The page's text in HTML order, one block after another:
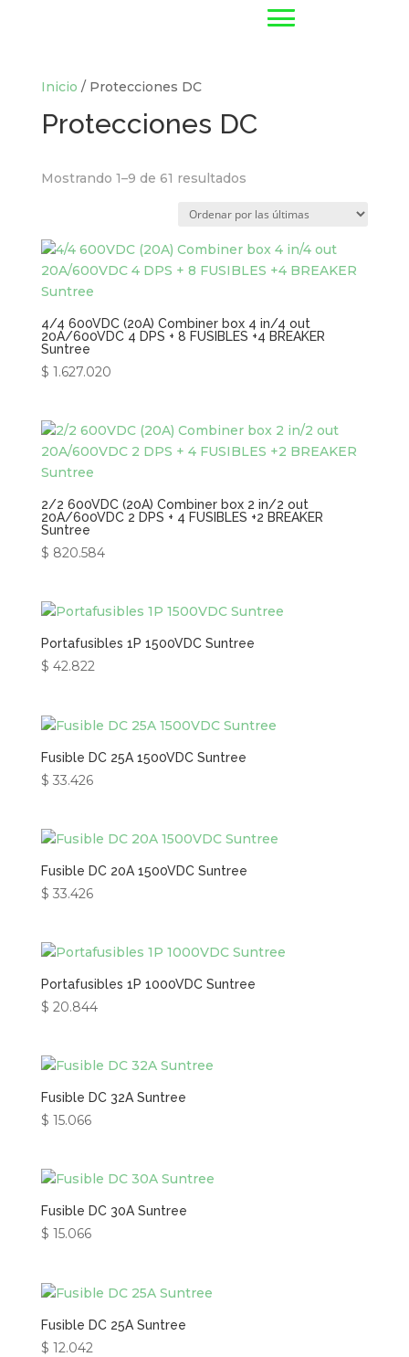
Inicio / Protecciones DC
Protecciones DC
Mostrando 1–9 de 61 resultados
4/4 600VDC (20A) Combiner box 4 in/4 out
20A/600VDC 4 DPS + 8 FUSIBLES +4 BREAKER
Suntree
$ 1.627.020
2/2 600VDC (20A) Combiner box 2 in/2 out
20A/600VDC 2 DPS + 4 FUSIBLES +2 BREAKER
Suntree
$ 820.584
Portafusibles 1P 1500VDC Suntree
$ 42.822
Fusible DC 25A 1500VDC Suntree
$ 33.426
Fusible DC 20A 1500VDC Suntree
$ 33.426
Portafusibles 1P 1000VDC Suntree
$ 20.844
Fusible DC 32A Suntree
$ 15.066
Fusible DC 30A Suntree
$ 15.066
Fusible DC 25A Suntree
$ 12.042